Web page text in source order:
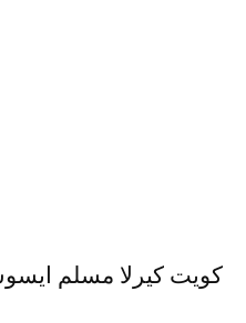
کویت کیرلا مسلم